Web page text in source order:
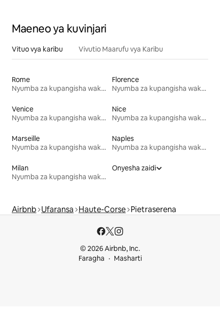
Maeneo ya kuvinjari
Vituo vya karibu Vivutio Maarufu vya Karibu
Rome
Nyumba za kupangisha wakati wa likizo
Florence
Nyumba za kupangisha wakati wa likizo
Venice
Nyumba za kupangisha wakati wa likizo
Nice
Nyumba za kupangisha wakati wa likizo
Marseille
Nyumba za kupangisha wakati wa likizo
Naples
Nyumba za kupangisha wakati wa likizo
Milan
Nyumba za kupangisha wakati wa likizo
Onyesha zaidi
Airbnb Ufaransa Haute-Corse Pietraserena
© 2026 Airbnb, Inc.
Faragha
Masharti